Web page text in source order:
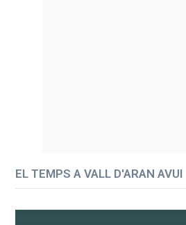
EL TEMPS A VALL D'ARAN AVUI